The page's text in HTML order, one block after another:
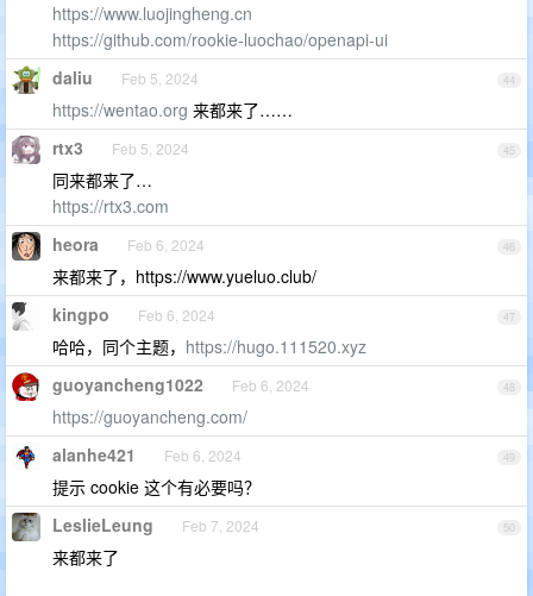
https://www.luojingheng.cn
https://github.com/rookie-luochao/openapi-ui
44
daliu Feb 5, 2024
https://wentao.org 来都来了……
45
rtx3 Feb 5, 2024
同来都来了…
https://rtx3.com
46
heora Feb 6, 2024
来都来了，https://www.yueluo.club/
47
kingpo Feb 6, 2024
哈哈，同个主题， https://hugo.111520.xyz
48
guoyancheng1022 Feb 6, 2024
https://guoyancheng.com/
49
alanhe421 Feb 6, 2024
提示 cookie 这个有必要吗？
50
LeslieLeung Feb 7, 2024
来都来了